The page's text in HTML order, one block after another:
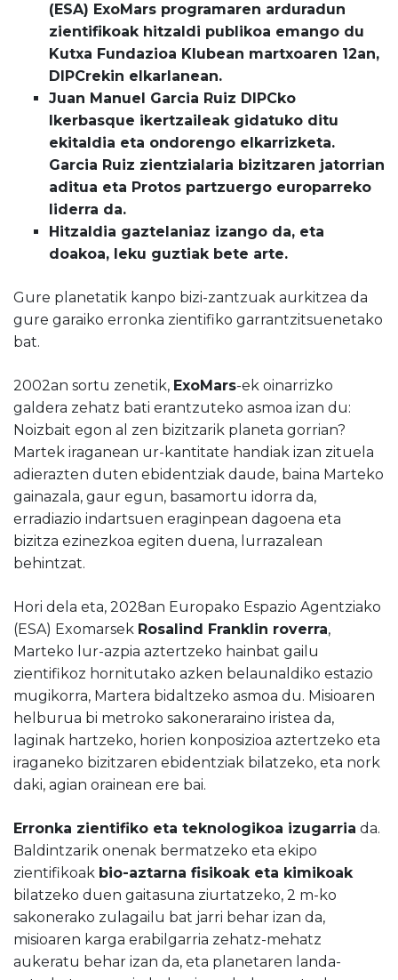
(ESA) ExoMars programaren arduradun
zientifikoak hitzaldi publikoa emango du
Kutxa Fundazioa Klubean martxoaren 12an,
DIPCrekin elkarlanean.
Juan Manuel Garcia Ruiz DIPCko
Ikerbasque ikertzaileak gidatuko ditu
ekitaldia eta ondorengo elkarrizketa.
Garcia Ruiz zientzialaria bizitzaren jatorrian
aditua eta Protos partzuergo europarreko
liderra da.
Hitzaldia gaztelaniaz izango da, eta
doakoa, leku guztiak bete arte.
Gure planetatik kanpo bizi-zantzuak aurkitzea da
gure garaiko erronka zientifiko garrantzitsuenetako
bat.
2002an sortu zenetik, ExoMars-ek oinarrizko
galdera zehatz bati erantzuteko asmoa izan du:
Noizbait egon al zen bizitzarik planeta gorrian?
Martek iraganean ur-kantitate handiak izan zituela
adierazten duten ebidentziak daude, baina Marteko
gainazala, gaur egun, basamortu idorra da,
erradiazio indartsuen eraginpean dagoena eta
bizitza ezinezkoa egiten duena, lurrazalean
behintzat.
Hori dela eta, 2028an Europako Espazio Agentziako
(ESA) Exomarsek Rosalind Franklin roverra,
Marteko lur-azpia aztertzeko hainbat gailu
zientifikoz hornitutako azken belaunaldiko estazio
mugikorra, Martera bidaltzeko asmoa du. Misioaren
helburua bi metroko sakoneraraino iristea da,
laginak hartzeko, horien konposizioa aztertzeko eta
iraganeko bizitzaren ebidentziak bilatzeko, eta nork
daki, agian orainean ere bai.
Erronka zientifiko eta teknologikoa izugarria da.
Baldintzarik onenak bermatzeko eta ekipo
zientifikoak bio-aztarna fisikoak eta kimikoak
bilatzeko duen gaitasuna ziurtatzeko, 2 m-ko
sakonerako zulagailu bat jarri behar izan da,
misioaren karga erabilgarria zehatz-mehatz
aukeratu behar izan da, eta planetaren landa-